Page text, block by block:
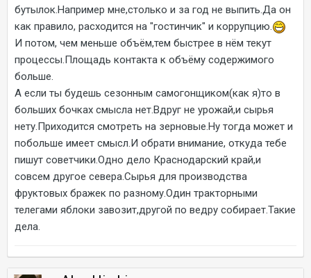
бутылок.Например мне,столько и за год не выпить.Да он
как правило, расходится на "гостинчик" и коррупцию.
И потом, чем меньше объём,тем быстрее в нём текут
процессы.Площадь контакта к объёму содержимого
больше.
А если ты будешь сезонным самогонщиком(как я)то в
больших бочках смысла нет.Вдруг не урожай,и сырья
нету.Приходится смотреть на зерновые.Ну тогда может и
побольше имеет смысл.И обрати внимание, откуда тебе
пишут советчики.Одно дело Краснодарский край,и
совсем другое севера.Сырья для производства
фруктовых бражек по разному.Один тракторными
телегами яблоки завозит,другой по ведру собирает.Такие
дела.